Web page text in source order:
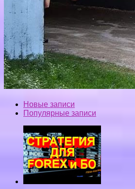
Новые записи
Популярные записи